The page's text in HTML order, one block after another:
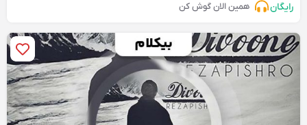
رایگان همین الان گوش کن